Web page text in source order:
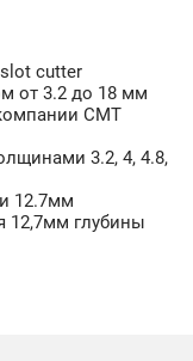
cutter
от 3.2 до 18 мм
CMT
3.2, 4, 4.8,
12.7мм
глубины
- 3шт. и 4мм -